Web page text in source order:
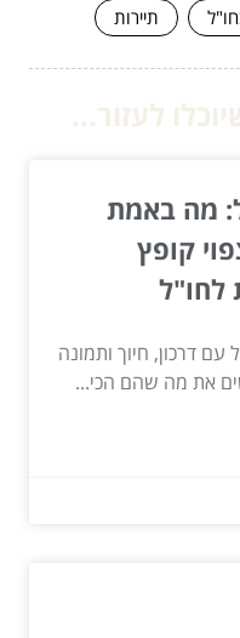
תיירות
לעזור...
מה באמת
קופץ
לחו"ל
עם דרכון, חיוך ותמונה
את מה שהם הכי...